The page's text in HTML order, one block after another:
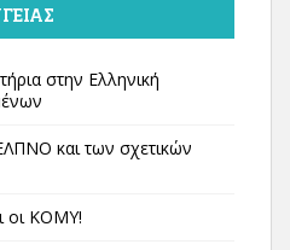
στην Ελληνική
και των σχετικών
οι ΚΟΜΥ!